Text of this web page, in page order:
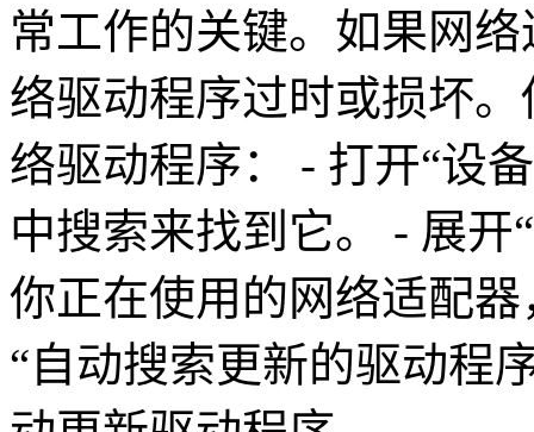
常工作的关键。如果网
络驱动程序过时或损坏
络驱动程序： - 打开“设
中搜索来找到它。 - 展开
你正在使用的网络适配
“自动搜索更新的驱动程